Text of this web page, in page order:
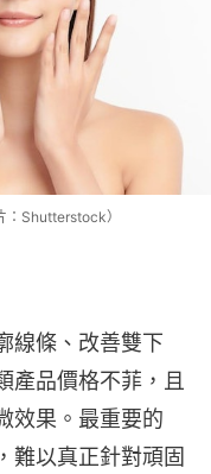
：Shutterstock）
線條、改善雙下
產品價格不菲，且
效果。最重要的
難以真正針對頑固